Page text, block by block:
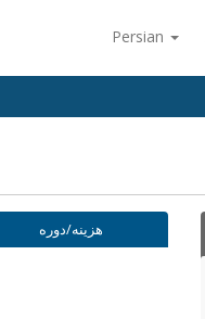
Persian
هزینه/دوره